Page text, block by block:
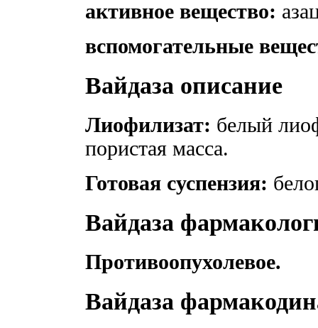
активное вещество:
вспомогательные
Вайдаза описание
Лиофилизат: белый
пористая масса.
Готовая суспензия:
Вайдаза
Противоопухолевое.
Вайдаза